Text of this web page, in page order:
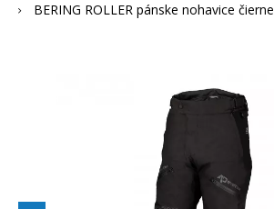
BERING ROLLER pánske nohavice čierne